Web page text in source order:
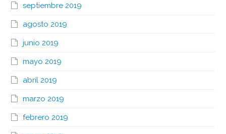
septiembre 2019
agosto 2019
junio 2019
mayo 2019
abril 2019
marzo 2019
febrero 2019